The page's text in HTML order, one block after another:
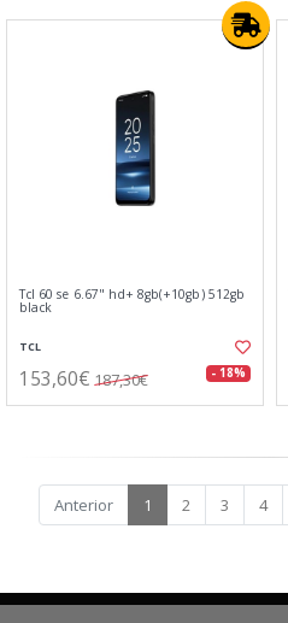
Tcl 60 se 6.67" hd+ 8gb(+10gb) 512gb
black
TCL
153,60€ 187,30€ - 18%
Anterior 1 2 3 4